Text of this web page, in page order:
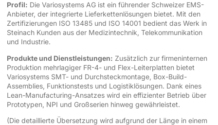
Profil: Die Variosystems AG ist ein führender Schweizer EMS-
Anbieter, der integrierte Lieferkettenlösungen bietet. Mit den
Zertifizierungen ISO 13485 und ISO 14001 bedient das Werk in
Steinach Kunden aus der Medizintechnik, Telekommunikation
und Industrie.
Produkte und Dienstleistungen: Zusätzlich zur firmeninternen
Produktion mehrlagiger FR-4- und Flex-Leiterplatten bietet
Variosystems SMT- und Durchsteckmontage, Box-Build-
Assemblies, Funktionstests und Logistiklösungen. Dank eines
Lean-Manufacturing-Ansatzes wird ein effizienter Betrieb über
Prototypen, NPI und Großserien hinweg gewährleistet.
(Die detaillierte Übersetzung wird aufgrund der Länge in einem